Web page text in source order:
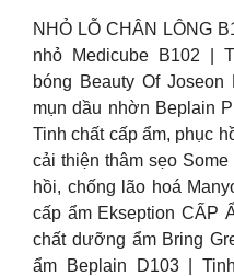
NHỎ LỖ CHÂN LÔNG
nhỏ Medicube B102 |
bóng Beauty Of
mụn dầu nhờn Beplain
Tinh chất cấp ẩm, phục
cải thiện thâm sẹo
hồi, chống lão hoá
cấp ẩm Ekseption CẤP
chất dưỡng ẩm Bring
ẩm Beplain D103 |